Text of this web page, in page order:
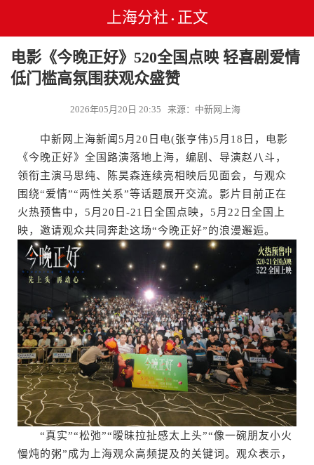
上海分社 • 正文
电影《今晚正好》520全国点映 轻喜剧爱情
低门槛高氛围获观众盛赞
2026年05月20日 20:35 来源：中新网上海
中新网上海新闻5月20日电(张亨伟)5月18日，电影
《今晚正好》全国路演落地上海，编剧、导演赵八斗，
领衔主演马思纯、陈昊森连续亮相映后见面会，与观众
围绕“爱情”“两性关系”等话题展开交流。影片目前正在
火热预售中，5月20日-21日全国点映，5月22日全国上
映，邀请观众共同奔赴这场“今晚正好”的浪漫邂逅。
“真实”“松弛”“暧昧拉扯感太上头”“像一碗朋友小火
慢炖的粥”成为上海观众高频提及的关键词。观众表示，